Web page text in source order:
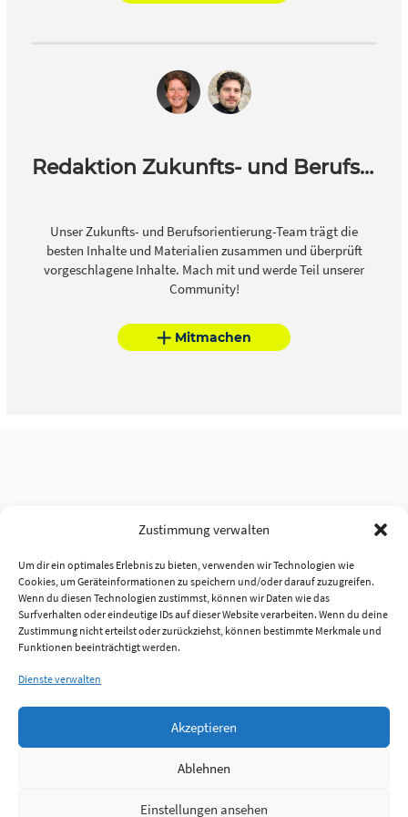
Zustimmung verwalten
Um dir ein optimales Erlebnis zu bieten, verwenden wir Technologien wie
Cookies, um Geräteinformationen zu speichern und/oder darauf zuzugreifen.
Wenn du diesen Technologien zustimmst, können wir Daten wie das
Surfverhalten oder eindeutige IDs auf dieser Website verarbeiten. Wenn du deine
Zustimmung nicht erteilst oder zurückziehst, können bestimmte Merkmale und
Funktionen beeinträchtigt werden.
Dienste verwalten
Akzeptieren
Ablehnen
Einstellungen ansehen
Redaktion Zukunfts- und Berufsorientierung
Unser Zukunfts- und Berufsorientierung-Team trägt die
besten Inhalte und Materialien zusammen und überprüft
vorgeschlagene Inhalte. Mach mit und werde Teil unserer
Community!
Mitmachen
Anmelden